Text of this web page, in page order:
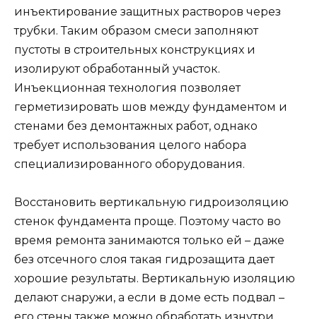
инъектирование защитных растворов через
трубки. Таким образом смеси заполняют
пустоты в строительных конструкциях и
изолируют обработанный участок.
Инъекционная технология позволяет
герметизировать шов между фундаментом и
стенами без демонтажных работ, однако
требует использования целого набора
специализированного оборудования.
Восстановить вертикальную гидроизоляцию
стенок фундамента проще. Поэтому часто во
время ремонта занимаются только ей – даже
без отсечного слоя такая гидрозащита дает
хорошие результаты. Вертикальную изоляцию
делают снаружи, а если в доме есть подвал –
его стены также можно обработать изнутри.